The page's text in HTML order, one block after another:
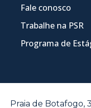
Fale conosco
Trabalhe na PSR
Programa de
Praia de Botafogo,